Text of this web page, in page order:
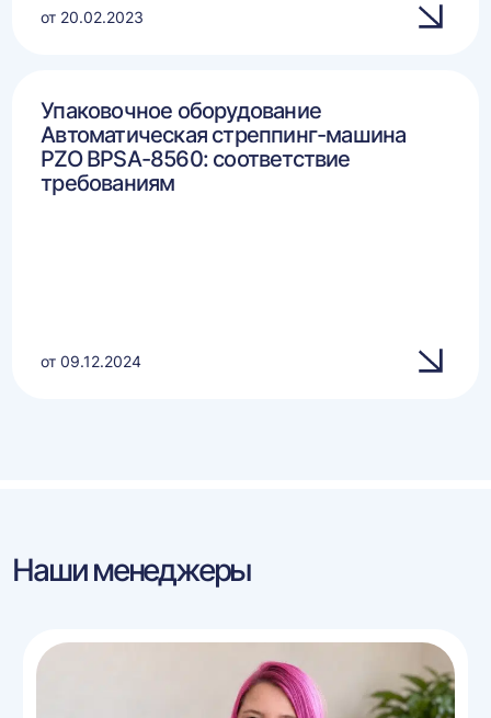
от 20.02.2023
Упаковочное оборудование
Автоматическая стреппинг-машина
PZO BPSA-8560: соответствие
требованиям
от 09.12.2024
Наши менеджеры